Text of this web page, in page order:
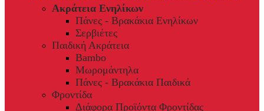
Ακράτεια Ενηλίκων
Πάνες - Βρακάκια Ενηλίκων
Σερβιέτες
Παιδική Ακράτεια
Bambo
Μωρομάντηλα
Πάνες - Βρακάκια Παιδικά
Φροντίδα
Διάφορα Προϊόντα Φροντίδας